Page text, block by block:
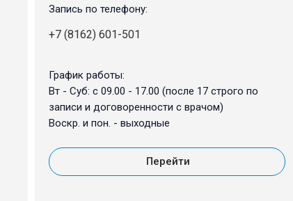
Запись по телефону:
+7 (8162) 601-501
График работы:
Вт - Суб: с 09.00 - 17.00 (после 17 строго по
записи и договоренности с врачом)
Воскр. и пон. - выходные
Перейти